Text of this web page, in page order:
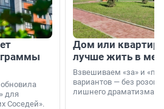
для
Соседей».
Дом или
лучше жить в
Взвешиваем «за» и
вариантов — без
лишнего драматизма.